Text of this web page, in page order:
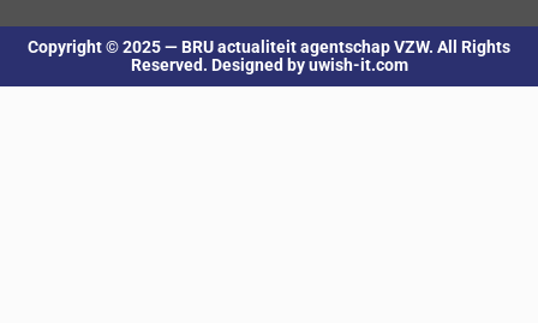
Copyright © 2025 — BRU actualiteit agentschap VZW. All Rights
Reserved. Designed by uwish-it.com